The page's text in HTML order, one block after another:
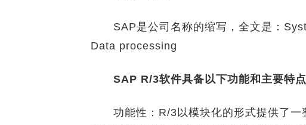
SAP是公司名称的缩写，全文是：
Data processing
SAP R/3软件具备以下功能和主要特
功能性：R/3以模块化的形式提供了一